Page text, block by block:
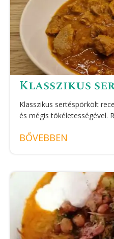
Klasszikus
Klasszikus sertéspörkölt
és mégis tökéletességével.
BŐVEBBEN